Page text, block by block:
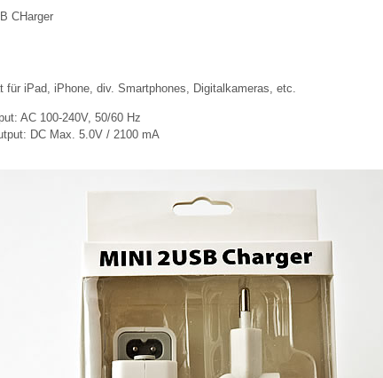
CHarger
für iPad, iPhone, div. Smartphones, Digitalkameras, etc.
AC 100-240V, 50/60 Hz
DC Max. 5.0V / 2100 mA